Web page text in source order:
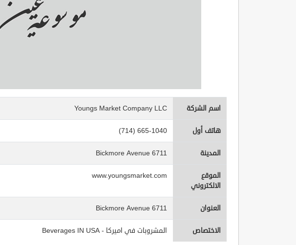
اسم الشركة Youngs Market Company LLC
هاتف أول (714) 665-1040
المدينة 6711 Bickmore Avenue
الموقع
الالكتروني
www.youngsmarket.com
العنوان 6711 Bickmore Avenue
الاختصاص المشروبات في اميركا - Beverages IN USA